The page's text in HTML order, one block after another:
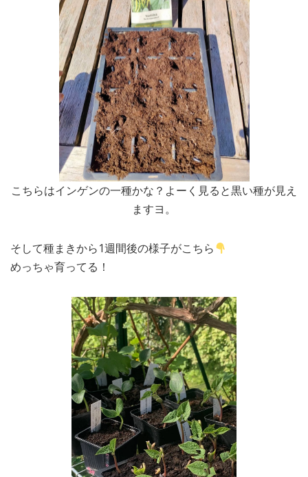
こちらはインゲンの一種かな？よーく見ると黒い種が見え
ますヨ。
そして種まきから1週間後の様子がこちら
めっちゃ育ってる！